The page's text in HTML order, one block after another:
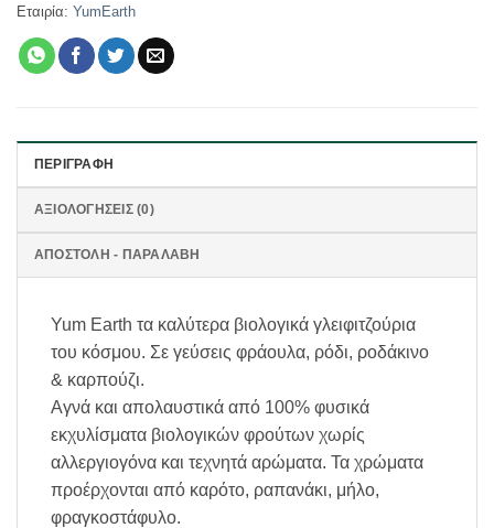
Εταιρία: YumEarth
ΠΕΡΙΓΡΑΦΉ
ΑΞΙΟΛΟΓΉΣΕΙΣ (0)
ΑΠΟΣΤΟΛΗ - ΠΑΡΑΛΑΒΗ
Yum Earth τα καλύτερα βιολογικά γλειφιτζούρια
του κόσμου. Σε γεύσεις φράουλα, ρόδι, ροδάκινο
& καρπούζι.
Αγνά και απολαυστικά από 100% φυσικά
εκχυλίσματα βιολογικών φρούτων χωρίς
αλλεργιογόνα και τεχνητά αρώματα. Τα χρώματα
προέρχονται από καρότο, ραπανάκι, μήλο,
φραγκοστάφυλο.